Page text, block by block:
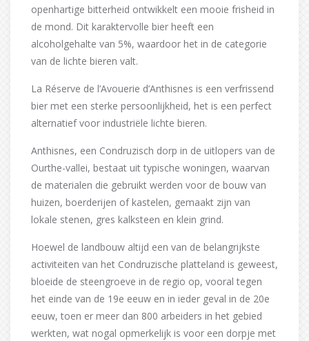
openhartige bitterheid ontwikkelt een mooie frisheid in
de mond. Dit karaktervolle bier heeft een
alcoholgehalte van 5%, waardoor het in de categorie
van de lichte bieren valt.
La Réserve de l’Avouerie d’Anthisnes is een verfrissend
bier met een sterke persoonlijkheid, het is een perfect
alternatief voor industriële lichte bieren.
Anthisnes, een Condruzisch dorp in de uitlopers van de
Ourthe-vallei, bestaat uit typische woningen, waarvan
de materialen die gebruikt werden voor de bouw van
huizen, boerderijen of kastelen, gemaakt zijn van
lokale stenen, gres kalksteen en klein grind.
Hoewel de landbouw altijd een van de belangrijkste
activiteiten van het Condruzische platteland is geweest,
bloeide de steengroeve in de regio op, vooral tegen
het einde van de 19e eeuw en in ieder geval in de 20e
eeuw, toen er meer dan 800 arbeiders in het gebied
werkten, wat nogal opmerkelijk is voor een dorpje met